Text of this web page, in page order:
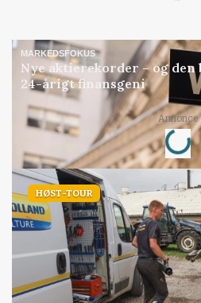
MARKEDSFOKUS
Nye aktierekorder – og
24-årigt finansgeni
Annonce
HØST-TOUR